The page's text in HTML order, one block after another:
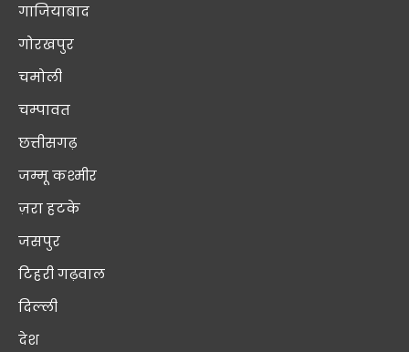
गाजियाबाद
गोरखपुर
चमोली
चम्पावत
छत्तीसगढ़
जम्मू कश्मीर
ज़रा हटके
जसपुर
टिहरी गढ़वाल
दिल्ली
देश